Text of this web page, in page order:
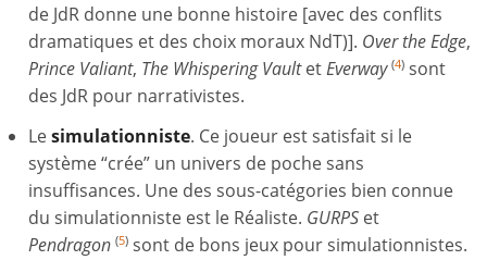
de JdR donne une bonne histoire [avec des conflits
dramatiques et des choix moraux NdT)]. Over the Edge,
Prince Valiant, The Whispering VaultetEverway (4) sont
des JdR pour narrativistes.
Lesimulationniste. Ce joueur est satisfait si le
système “crée” un univers de poche sans
insuffisances. Une des sous-catégories bien connue
du simulationniste est le Réaliste. GURPS et
Pendragon (5) sont de bons jeux pour simulationnistes.